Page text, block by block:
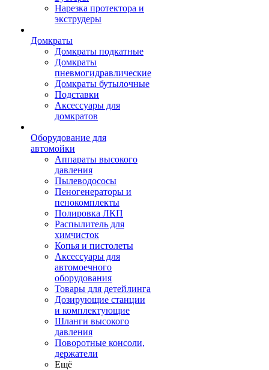
Нарезка протектора и
экструдеры
Домкраты
Домкраты подкатные
Домкраты
пневмогидравлические
Домкраты бутылочные
Подставки
Аксессуары для
домкратов
Оборудование для
автомойки
Аппараты высокого
давления
Пылеводососы
Пеногенераторы и
пенокомплекты
Полировка ЛКП
Распылитель для
химчисток
Копья и пистолеты
Аксессуары для
автомоечного
оборудования
Товары для детейлинга
Дозирующие станции
и комплектующие
Шланги высокого
давления
Поворотные консоли,
держатели
Ещё